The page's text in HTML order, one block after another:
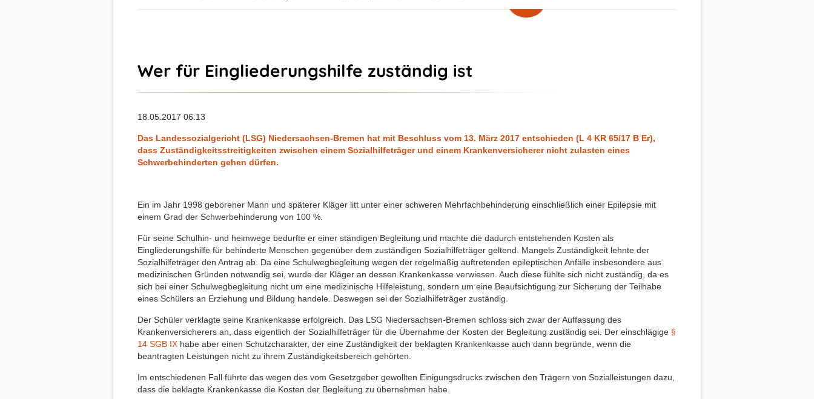
Wer für Eingliederungshilfe zuständig ist
18.05.2017 06:13
Das Landessozialgericht (LSG) Niedersachsen-Bremen hat mit Beschluss vom 13. März 2017 entschieden (L 4 KR 65/17 B Er),
dass Zuständigkeitsstreitigkeiten zwischen einem Sozialhilfeträger und einem Krankenversicherer nicht zulasten eines
Schwerbehinderten gehen dürfen.
Ein im Jahr 1998 geborener Mann und späterer Kläger litt unter einer schweren Mehrfachbehinderung einschließlich einer Epilepsie mit
einem Grad der Schwerbehinderung von 100 %.
Für seine Schulhin- und heimwege bedurfte er einer ständigen Begleitung und machte die dadurch entstehenden Kosten als
Eingliederungshilfe für behinderte Menschen gegenüber dem zuständigen Sozialhilfeträger geltend. Mangels Zuständigkeit lehnte der
Sozialhilfeträger den Antrag ab. Da eine Schulwegbegleitung wegen der regelmäßig auftretenden epileptischen Anfälle insbesondere aus
medizinischen Gründen notwendig sei, wurde der Kläger an dessen Krankenkasse verwiesen. Auch diese fühlte sich nicht zuständig, da es
sich bei einer Schulwegbegleitung nicht um eine medizinische Hilfeleistung, sondern um eine Beaufsichtigung zur Sicherung der Teilhabe
eines Schülers an Erziehung und Bildung handele. Deswegen sei der Sozialhilfeträger zuständig.
Der Schüler verklagte seine Krankenkasse erfolgreich. Das LSG Niedersachsen-Bremen schloss sich zwar der Auffassung des
Krankenversicherers an, dass eigentlich der Sozialhilfeträger für die Übernahme der Kosten der Begleitung zuständig sei. Der einschlägige §
14 SGB IX habe aber einen Schutzcharakter, der eine Zuständigkeit der beklagten Krankenkasse auch dann begründe, wenn die
beantragten Leistungen nicht zu ihrem Zuständigkeitsbereich gehörten.
Im entschiedenen Fall führte das wegen des vom Gesetzgeber gewollten Einigungsdrucks zwischen den Trägern von Sozialleistungen dazu,
dass die beklagte Krankenkasse die Kosten der Begleitung zu übernehmen habe.